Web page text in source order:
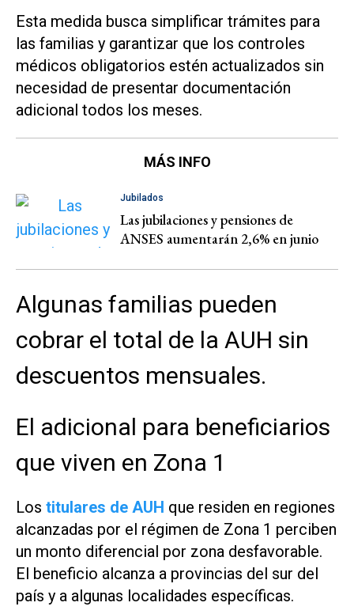
Esta medida busca simplificar trámites para
las familias y garantizar que los controles
médicos obligatorios estén actualizados sin
necesidad de presentar documentación
adicional todos los meses.
MÁS INFO
Jubilados
Las jubilaciones y pensiones de
ANSES aumentarán 2,6% en junio
Algunas familias pueden
cobrar el total de la AUH sin
descuentos mensuales.
El adicional para beneficiarios
que viven en Zona 1
Los titulares de AUH que residen en regiones
alcanzadas por el régimen de Zona 1 perciben
un monto diferencial por zona desfavorable.
El beneficio alcanza a provincias del sur del
país y a algunas localidades específicas.